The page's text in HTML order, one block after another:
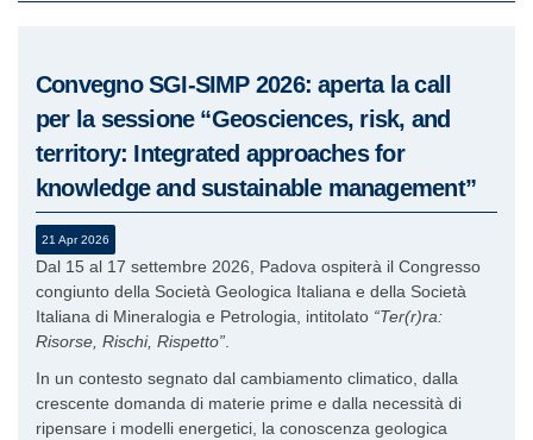
Convegno SGI-SIMP 2026: aperta la call
per la sessione “Geosciences, risk, and
territory: Integrated approaches for
knowledge and sustainable management”
21 Apr 2026
Dal 15 al 17 settembre 2026, Padova ospiterà il Congresso
congiunto della Società Geologica Italiana e della Società
Italiana di Mineralogia e Petrologia, intitolato “Ter(r)ra:
Risorse, Rischi, Rispetto”
In un contesto segnato dal cambiamento climatico, dalla
crescente domanda di materie prime e dalla necessità di
ripensare i modelli energetici, la conoscenza geologica